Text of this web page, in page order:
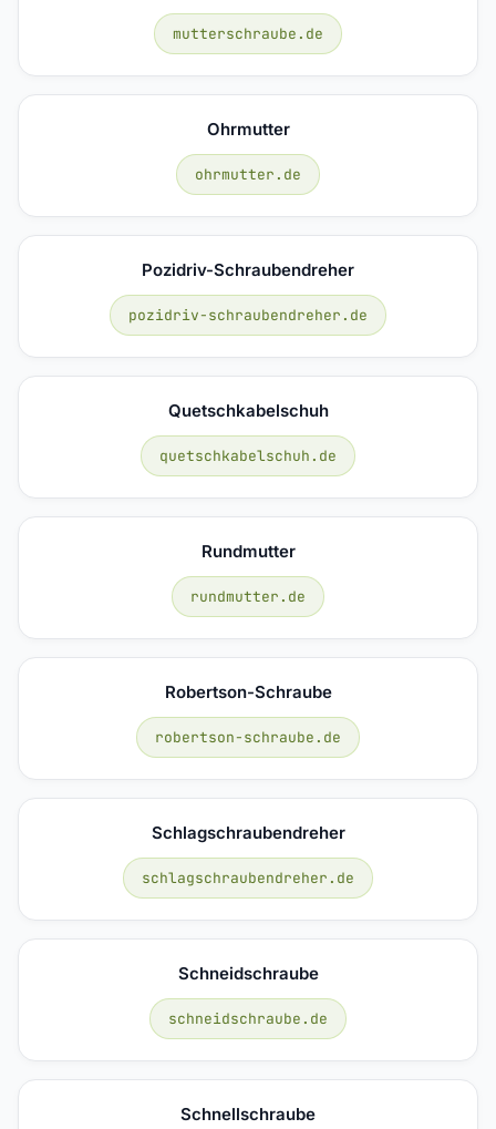
mutterschraube.de
Ohrmutter
ohrmutter.de
Pozidriv-Schraubendreher
pozidriv-schraubendreher.de
Quetschkabelschuh
quetschkabelschuh.de
Rundmutter
rundmutter.de
Robertson-Schraube
robertson-schraube.de
Schlagschraubendreher
schlagschraubendreher.de
Schneidschraube
schneidschraube.de
Schnellschraube